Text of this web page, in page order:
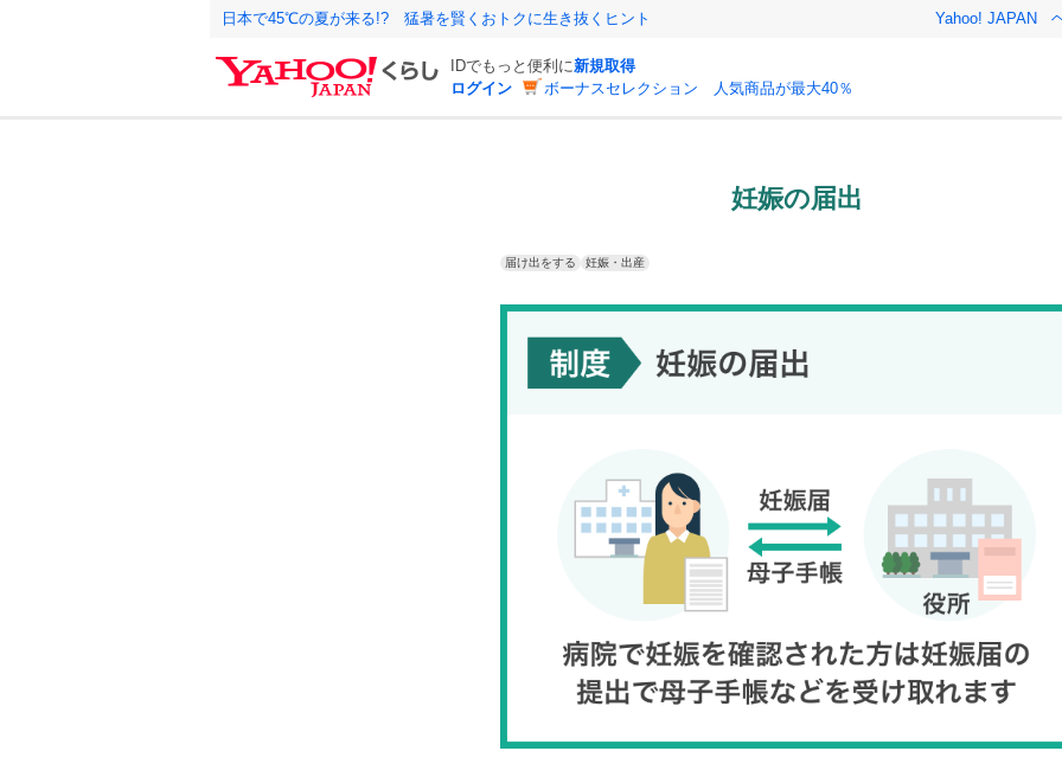
日本で45℃の夏が来る!? 猛暑を賢くおトクに生き抜くヒント Yahoo! JAPAN
IDでもっと便利に新規取得
ログイン
ボーナスセレクション 人気商品が最大40％
妊娠の届出
届け出をする 妊娠・出産